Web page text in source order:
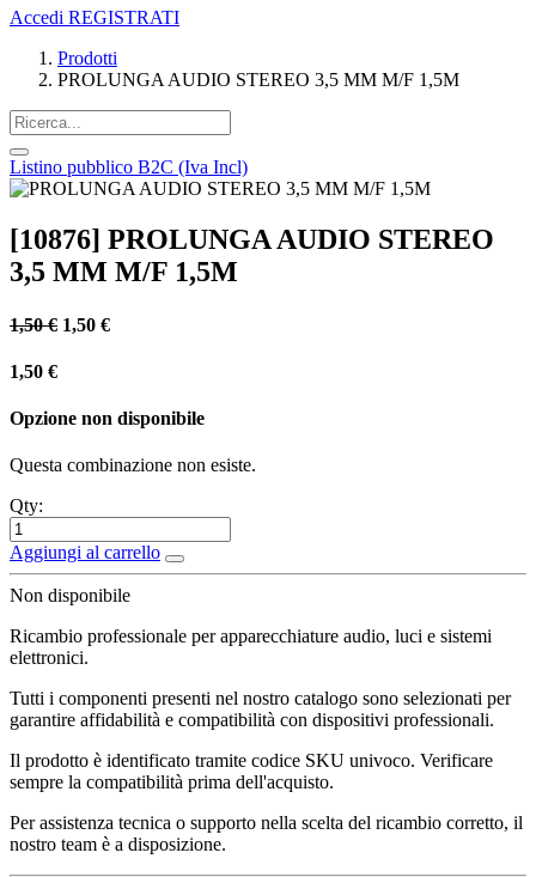
Accedi REGISTRATI
Prodotti
PROLUNGA AUDIO STEREO 3,5 MM M/F 1,5M
Listino pubblico B2C (Iva Incl)
[10876] PROLUNGA AUDIO STEREO
3,5 MM M/F 1,5M
1,50€ 1,50 €
1,50 €
Opzione non disponibile
Questa combinazione non esiste.
Qty:
Aggiungi al carrello
Non disponibile
Ricambio professionale per apparecchiature audio, luci e sistemi
elettronici.
Tutti i componenti presenti nel nostro catalogo sono selezionati per
garantire affidabilità e compatibilità con dispositivi professionali.
Il prodotto è identificato tramite codice SKU univoco. Verificare
sempre la compatibilità prima dell'acquisto.
Per assistenza tecnica o supporto nella scelta del ricambio corretto, il
nostro team è a disposizione.